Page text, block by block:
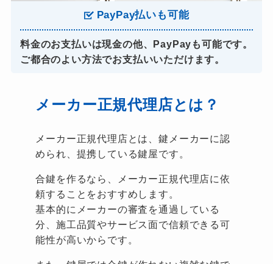
PayPay払いも可能
料金のお支払いは現金の他、PayPayも可能です。
ご都合のよい方法でお支払いいただけます。
メーカー正規代理店とは？
メーカー正規代理店とは、鍵メーカーに認
められ、提携している鍵屋です。
合鍵を作るなら、メーカー正規代理店に依
頼することをおすすめします。
基本的にメーカーの審査を通過している
分、施工品質やサービス面で信頼できる可
能性が高いからです。